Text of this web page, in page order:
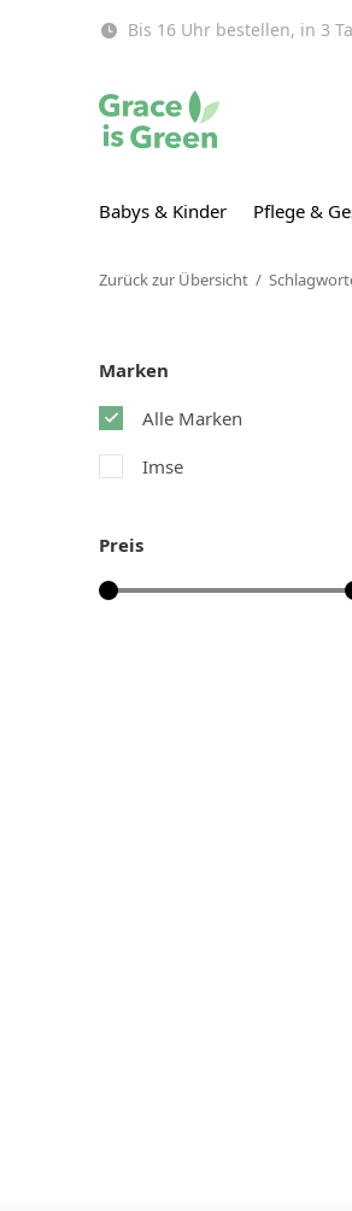
Babys & Kinder Pflege &
Bis 16 Uhr bestellen, in 3 Tagen
Zurück zur Übersicht
Marken
Alle Marken
Imse
Preis